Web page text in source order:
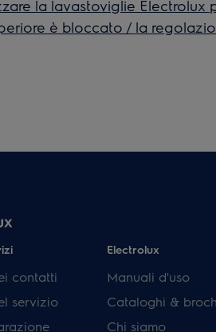
la lavastoviglie Electrolux
è bloccato / la
contatti
servizio
Electrolux
Manuali d'uso
Cataloghi &
Chi siamo